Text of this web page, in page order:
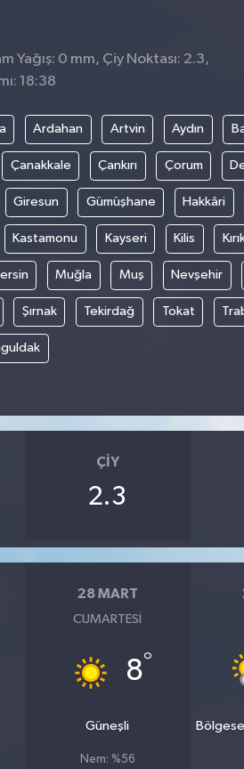
Yağış: 0 mm, Çiy Noktası: 2.3,
18:38
Ardahan Artvin Aydın
Çanakkale Çankırı Çorum
Giresun Gümüşhane Hakkâri
Kastamonu Kayseri Kilis
Muğla Muş Nevşehir
Şırnak Tekirdağ Tokat
ÇIY
2.3
28 MART
CUMARTESI
8°
Güneşli
Nem: %56